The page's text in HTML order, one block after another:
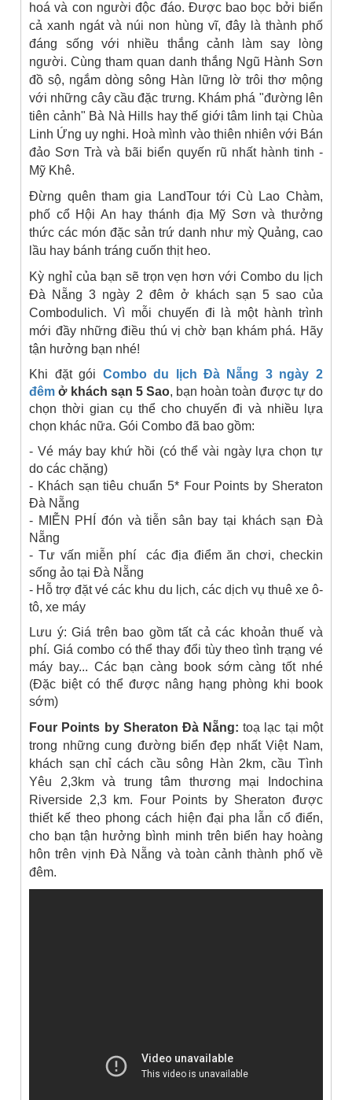
hoá và con người độc đáo. Được bao bọc bởi biển
cả xanh ngát và núi non hùng vĩ, đây là thành phố
đáng sống với nhiều thắng cảnh làm say lòng
người. Cùng tham quan danh thắng Ngũ Hành Sơn
đồ sộ, ngắm dòng sông Hàn lững lờ trôi thơ mộng
với những cây cầu đặc trưng. Khám phá "đường lên
tiên cảnh" Bà Nà Hills hay thế giới tâm linh tại Chùa
Linh Ứng uy nghi. Hoà mình vào thiên nhiên với Bán
đảo Sơn Trà và bãi biển quyến rũ nhất hành tinh -
Mỹ Khê.
Đừng quên tham gia LandTour tới Cù Lao Chàm,
phố cổ Hội An hay thánh địa Mỹ Sơn và thưởng
thức các món đặc sản trứ danh như mỳ Quảng, cao
lầu hay bánh tráng cuốn thịt heo.
Kỳ nghỉ của bạn sẽ trọn vẹn hơn với Combo du lịch
Đà Nẵng 3 ngày 2 đêm ở khách sạn 5 sao của
Combodulich. Vì mỗi chuyến đi là một hành trình
mới đầy những điều thú vị chờ bạn khám phá. Hãy
tận hưởng bạn nhé!
Khi đặt gói Combo du lịch Đà Nẵng 3 ngày 2
đêm ở khách sạn 5 Sao, bạn hoàn toàn được tự do
chọn thời gian cụ thể cho chuyến đi và nhiều lựa
chọn khác nữa. Gói Combo đã bao gồm:
- Vé máy bay khứ hồi (có thể vài ngày lựa chọn tự
do các chặng)
- Khách sạn tiêu chuẩn 5* Four Points by Sheraton
Đà Nẵng
- MIỄN PHÍ đón và tiễn sân bay tại khách sạn Đà
Nẵng
- Tư vấn miễn phí các địa điểm ăn chơi, checkin
sống ảo tại Đà Nẵng
- Hỗ trợ đặt vé các khu du lịch, các dịch vụ thuê xe ô-
tô, xe máy
Lưu ý: Giá trên bao gồm tất cả các khoản thuế và
phí. Giá combo có thể thay đổi tùy theo tình trạng vé
máy bay... Các bạn càng book sớm càng tốt nhé
(Đặc biệt có thể được nâng hạng phòng khi book
sớm)
Four Points by Sheraton Đà Nẵng:toạ lạc tại một
trong những cung đường biển đẹp nhất Việt Nam,
khách sạn chỉ cách cầu sông Hàn 2km, cầu Tình
Yêu 2,3km và trung tâm thương mại Indochina
Riverside 2,3 km. Four Points by Sheraton được
thiết kế theo phong cách hiện đại pha lẫn cổ điển,
cho bạn tận hưởng bình minh trên biển hay hoàng
hôn trên vịnh Đà Nẵng và toàn cảnh thành phố về
đêm.